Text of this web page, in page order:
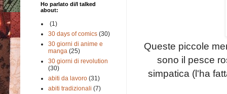
Queste piccole
sono il pesce
simpatica (l'ha
Ho parlato di/I talked
about:
(1)
30 days of comics (30)
30 giorni di anime e
manga (25)
30 giorni di revolution
(30)
abiti da lavoro (31)
abiti tradizionali (7)